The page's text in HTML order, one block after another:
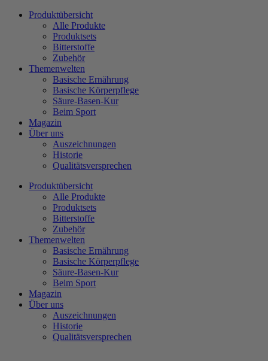
Zum
Produktübersicht
Alle Produkte
Produktsets
Bitterstoffe
Zubehör
Themenwelten
Basische Ernährung
Basische Körperpflege
Säure-Basen-Kur
Beim Sport
Magazin
Über uns
Auszeichnungen
Historie
Qualitätsversprechen
Produktübersicht
Alle Produkte
Produktsets
Bitterstoffe
Zubehör
Themenwelten
Basische Ernährung
Basische Körperpflege
Säure-Basen-Kur
Beim Sport
Magazin
Über uns
Auszeichnungen
Historie
Qualitätsversprechen